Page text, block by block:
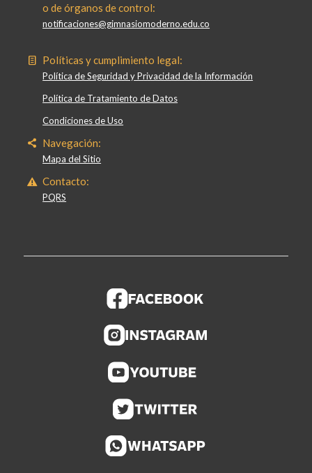
o de órganos de control:
notificaciones@gimnasiomoderno.edu.co
Políticas y cumplimiento legal:
Política de Seguridad y Privacidad de la Información
Política de Tratamiento de Datos
Condiciones de Uso
Navegación:
Mapa del Sitio
Contacto:
PQRS